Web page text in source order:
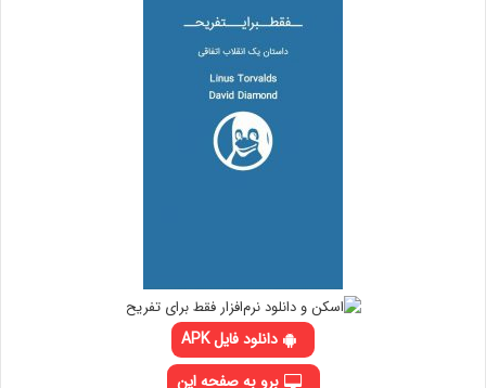
دانلود فایل APK
برو به صفحه این